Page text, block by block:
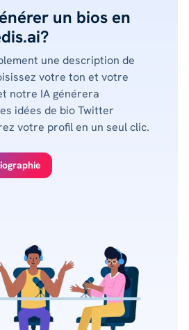
un bios en
une description de
votre ton et votre
notre IA générera
idées de bio Twitter
votre profil en un seul clic.